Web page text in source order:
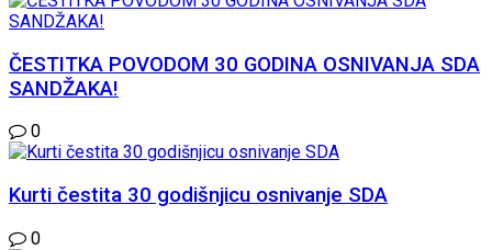
ČESTITKA POVODOM 30 GODINA OSNIVANJA SDA
SANDŽAKA!
0
Kurti čestita 30 godišnjicu osnivanje SDA
0